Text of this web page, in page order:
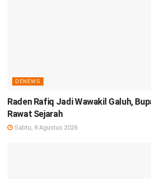
DENEWS
Raden Rafiq Jadi Wawakil Galuh,
Rawat Sejarah
Sabtu, 8 Agustus 2026